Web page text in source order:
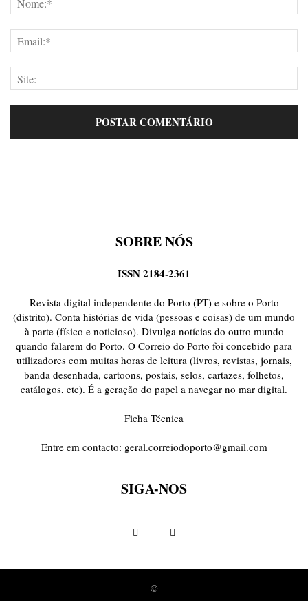
SOBRE NÓS
ISSN 2184-2361
Revista digital independente do Porto (PT) e sobre o Porto
(distrito). Conta histórias de vida (pessoas e coisas) de um mundo
à parte (físico e noticioso). Divulga notícias do outro mundo
quando falarem do Porto. O Correio do Porto foi concebido para
utilizadores com muitas horas de leitura (livros, revistas, jornais,
banda desenhada, cartoons, postais, selos, cartazes, folhetos,
catálogos, etc). É a geração do papel a navegar no mar digital.
Ficha Técnica
Entre em contacto: geral.correiodoporto@gmail.com
SIGA-NOS
©